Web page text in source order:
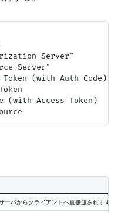
Server"
Server"
(with Auth Code)
(with Access Token)
ーバからクライアントへ直接渡されます